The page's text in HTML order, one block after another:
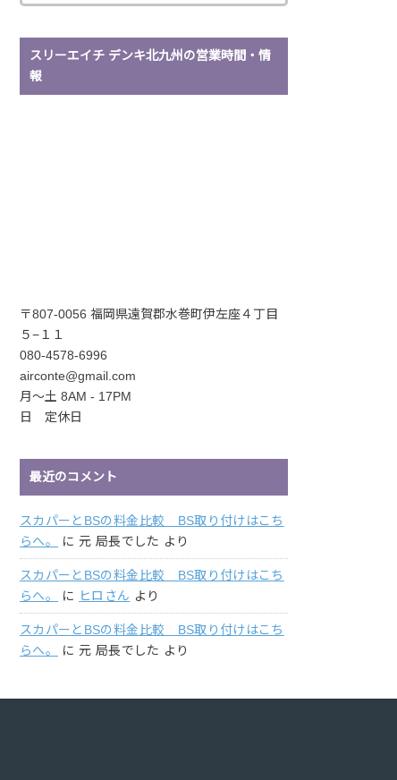
スリーエイチ デンキ北九州の営業時間・情
報
〒807-0056 福岡県遠賀郡水巻町伊左座４丁目
５−１１
080-4578-6996
airconte@gmail.com
月〜土 8AM - 17PM
日 定休日
最近のコメント
スカパーとBSの料金比較 BS取り付けはこち
らへ。
に元 局長でした より
スカパーとBSの料金比較 BS取り付けはこち
らへ。
に ヒロさん より
スカパーとBSの料金比較 BS取り付けはこち
らへ。
に元 局長でした より